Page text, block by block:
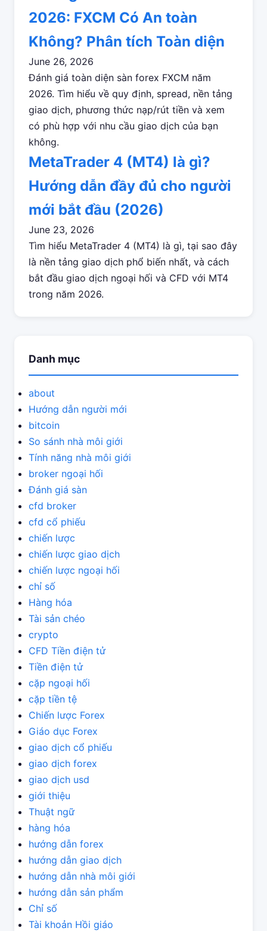
2026: FXCM Có An toàn
Không? Phân tích Toàn diện
June 26, 2026
Đánh giá toàn diện sàn forex FXCM năm
2026. Tìm hiểu về quy định, spread, nền tảng
giao dịch, phương thức nạp/rút tiền và xem
có phù hợp với nhu cầu giao dịch của bạn
không.
MetaTrader 4 (MT4) là gì?
Hướng dẫn đầy đủ cho người
mới bắt đầu (2026)
June 23, 2026
Tìm hiểu MetaTrader 4 (MT4) là gì, tại sao đây
là nền tảng giao dịch phổ biến nhất, và cách
bắt đầu giao dịch ngoại hối và CFD với MT4
trong năm 2026.
Danh mục
about
Hướng dẫn người mới
bitcoin
So sánh nhà môi giới
Tính năng nhà môi giới
broker ngoại hối
Đánh giá sàn
cfd broker
cfd cổ phiếu
chiến lược
chiến lược giao dịch
chiến lược ngoại hối
chỉ số
Hàng hóa
Tài sản chéo
crypto
CFD Tiền điện tử
Tiền điện tử
cặp ngoại hối
cặp tiền tệ
Chiến lược Forex
Giáo dục Forex
giao dịch cổ phiếu
giao dịch forex
giao dịch usd
giới thiệu
Thuật ngữ
hàng hóa
hướng dẫn forex
hướng dẫn giao dịch
hướng dẫn nhà môi giới
hướng dẫn sản phẩm
Chỉ số
Tài khoản Hồi giáo